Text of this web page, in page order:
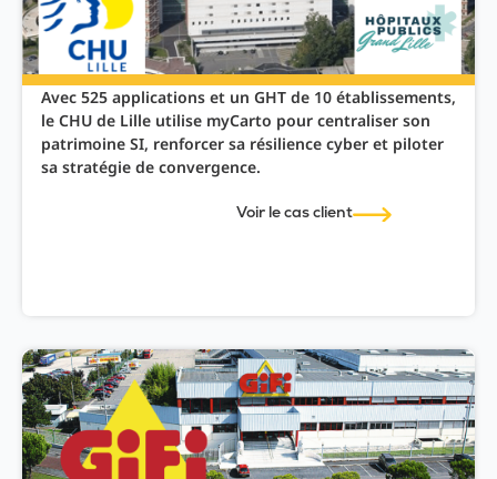
Avec 525 applications et un GHT de 10 établissements,
le CHU de Lille utilise myCarto pour centraliser son
patrimoine SI, renforcer sa résilience cyber et piloter
sa stratégie de convergence.
Voir le cas client